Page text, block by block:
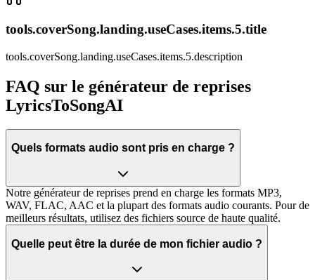
tools.coverSong.landing.useCases.items.5.title
tools.coverSong.landing.useCases.items.5.description
FAQ sur le générateur de reprises
LyricsToSongAI
Quels formats audio sont pris en charge ?
Notre générateur de reprises prend en charge les formats MP3,
WAV, FLAC, AAC et la plupart des formats audio courants. Pour de
meilleurs résultats, utilisez des fichiers source de haute qualité.
Quelle peut être la durée de mon fichier audio ?